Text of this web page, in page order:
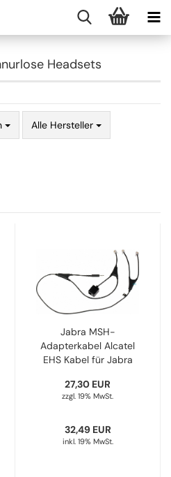
Headsets
Alle Hersteller
Jabra MSH-
Adapterkabel Alcatel
EHS Kabel für Jabra
14201-09
27,30 EUR
zzgl. 19% MwSt.
32,49 EUR
inkl. 19% MwSt.